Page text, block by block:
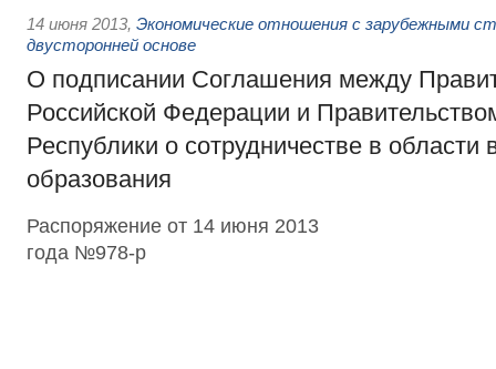
14 июня 2013, Экономические отношения с зарубежными
двусторонней основе
О подписании Соглашения между
Российской Федерации и
Республики о сотрудничестве в области
образования
Распоряжение от 14 июня 2013
года №978-р